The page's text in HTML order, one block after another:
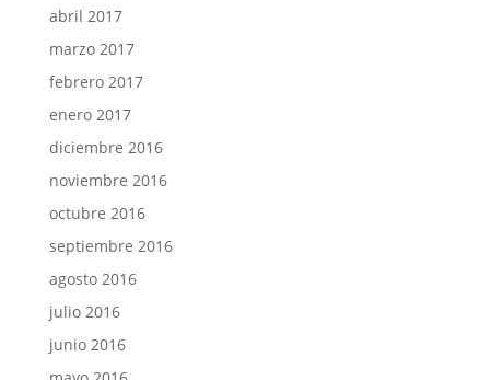
abril 2017
marzo 2017
febrero 2017
enero 2017
diciembre 2016
noviembre 2016
octubre 2016
septiembre 2016
agosto 2016
julio 2016
junio 2016